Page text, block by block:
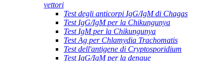
vettori
Test degli anticorpi IgG/IgM di Chagas
Test IgG/IgM per la Chikungunya
Test IgM per la Chikungunya
Test Ag per Chlamydia Trachomatis
Test dell'antigene di Cryptosporidium
Test IgG/IgM per la dengue